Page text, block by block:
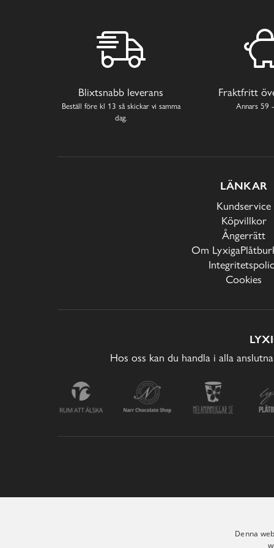
Blixtsnabb leverans
Beställ före kl 13 så skickar vi samma
dag.
Fraktfritt
Annars 59
LÄNKAR
Kundservice
Köpvillkor
Ångerrätt
Om
Cookies
Hos oss kan du handla i alla
Denna